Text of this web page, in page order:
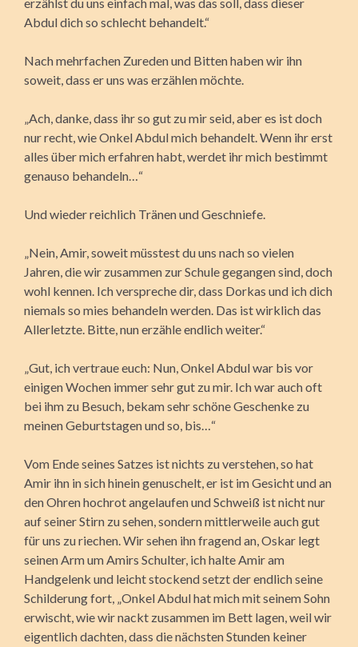
Abdul dich so schlecht behandelt.“
Nach mehrfachen Zureden und Bitten haben wir ihn
soweit, dass er uns was erzählen möchte.
„Ach, danke, dass ihr so gut zu mir seid, aber es ist doch
nur recht, wie Onkel Abdul mich behandelt. Wenn ihr erst
alles über mich erfahren habt, werdet ihr mich bestimmt
genauso behandeln…“
Und wieder reichlich Tränen und Geschniefe.
„Nein, Amir, soweit müsstest du uns nach so vielen
Jahren, die wir zusammen zur Schule gegangen sind, doch
wohl kennen. Ich verspreche dir, dass Dorkas und ich dich
niemals so mies behandeln werden. Das ist wirklich das
Allerletzte. Bitte, nun erzähle endlich weiter.“
„Gut, ich vertraue euch: Nun, Onkel Abdul war bis vor
einigen Wochen immer sehr gut zu mir. Ich war auch oft
bei ihm zu Besuch, bekam sehr schöne Geschenke zu
meinen Geburtstagen und so, bis…“
Vom Ende seines Satzes ist nichts zu verstehen, so hat
Amir ihn in sich hinein genuschelt, er ist im Gesicht und an
den Ohren hochrot angelaufen und Schweiß ist nicht nur
auf seiner Stirn zu sehen, sondern mittlerweile auch gut
für uns zu riechen. Wir sehen ihn fragend an, Oskar legt
seinen Arm um Amirs Schulter, ich halte Amir am
Handgelenk und leicht stockend setzt der endlich seine
Schilderung fort, „Onkel Abdul hat mich mit seinem Sohn
erwischt, wie wir nackt zusammen im Bett lagen, weil wir
eigentlich dachten, dass die nächsten Stunden keiner